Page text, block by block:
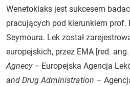
Wenetoklaks jest sukcesem
pracujących pod kierunkiem prof.
Seymoura. Lek został
europejskich, przez EMA [red. ang.
Agnecy – Europejska Agencja
and Drug Administration –